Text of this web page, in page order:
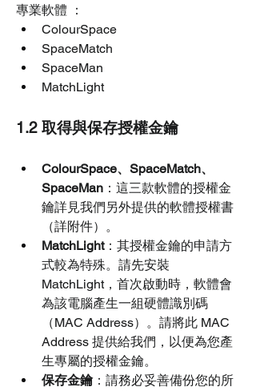
專業軟體 ：
ColourSpace
SpaceMatch
SpaceMan
MatchLight
1.2 取得與保存授權金鑰
ColourSpace、SpaceMatch、
SpaceMan ：這三款軟體的授權金
鑰詳見我們另外提供的軟體授權書
（詳附件）。
MatchLight：其授權金鑰的申請方
式較為特殊。請先安裝
MatchLight，首次啟動時，軟體會
為該電腦產生一組硬體識別碼
（MAC Address）。請將此 MAC
Address 提供給我們，以便為您產
生專屬的授權金鑰。
保存金鑰：請務必妥善備份您的所